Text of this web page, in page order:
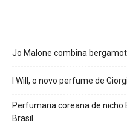
Jo Malone combina
I Will, o novo perfume de
Perfumaria coreana de nicho
Brasil